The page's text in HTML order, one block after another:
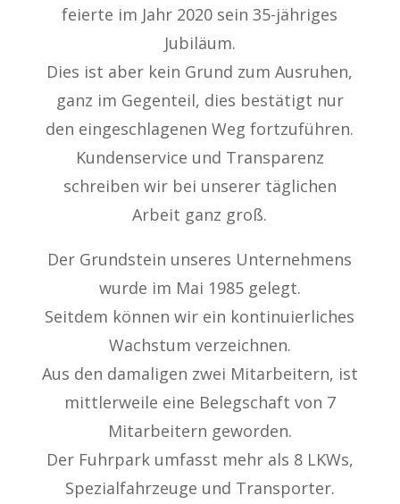
feierte im Jahr 2020 sein 35-jähriges
Jubiläum.
Dies ist aber kein Grund zum Ausruhen,
ganz im Gegenteil, dies bestätigt nur
den eingeschlagenen Weg fortzuführen.
Kundenservice und Transparenz
schreiben wir bei unserer täglichen
Arbeit ganz groß.
Der Grundstein unseres Unternehmens
wurde im Mai 1985 gelegt.
Seitdem können wir ein kontinuierliches
Wachstum verzeichnen.
Aus den damaligen zwei Mitarbeitern, ist
mittlerweile eine Belegschaft von 7
Mitarbeitern geworden.
Der Fuhrpark umfasst mehr als 8 LKWs,
Spezialfahrzeuge und Transporter.